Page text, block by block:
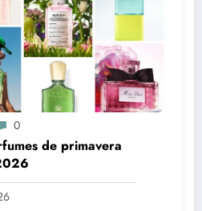
0
de primavera